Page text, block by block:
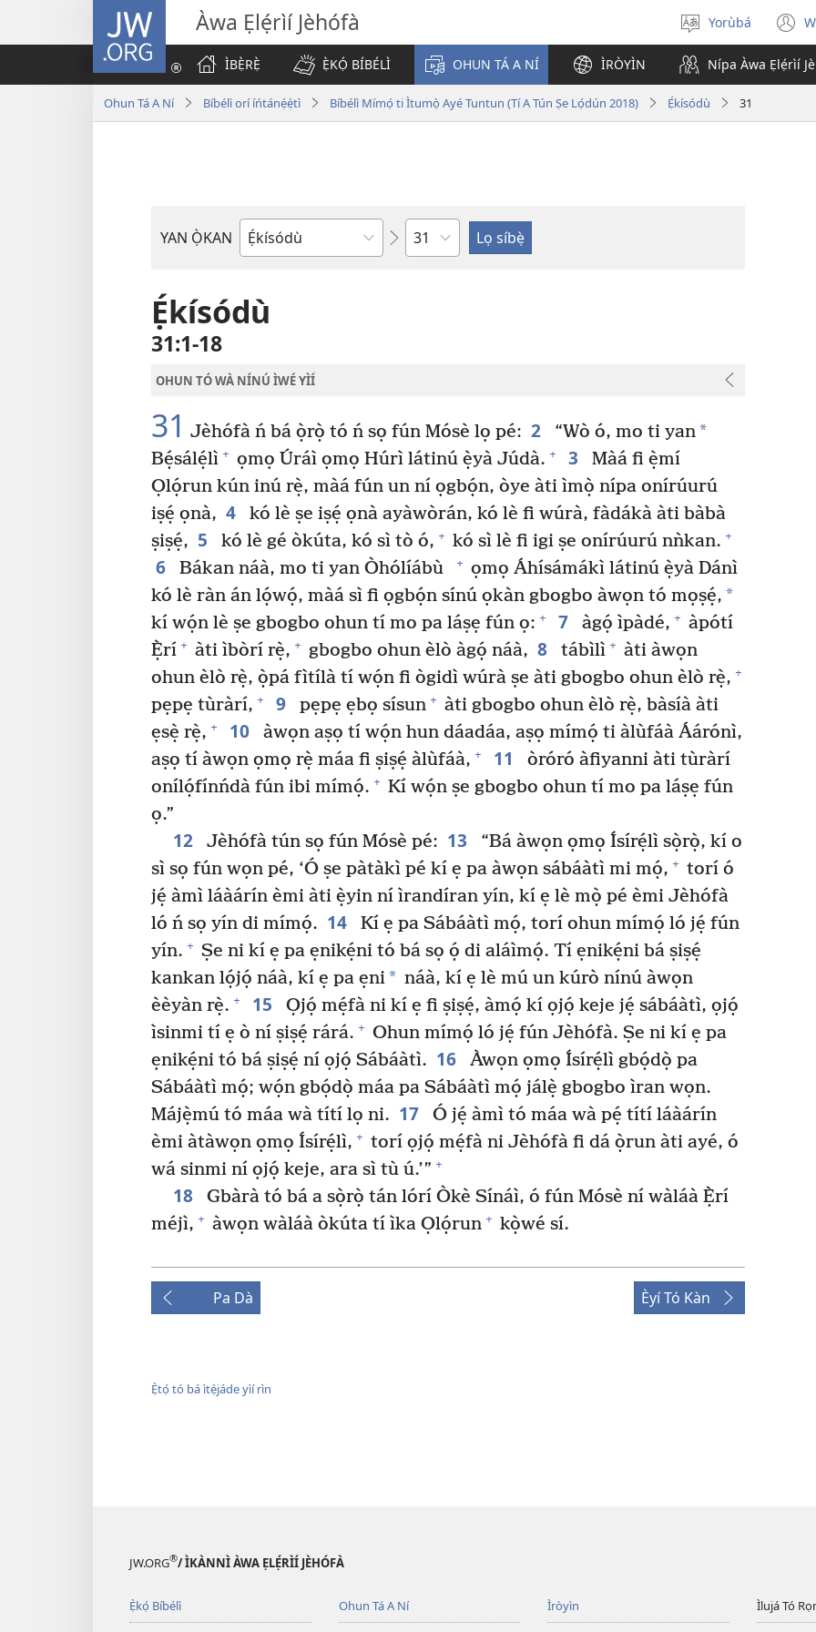
JW.ORG Àwa Ẹlẹ́rìí Jèhófà
Yan
èdè
Yorùbá
ÌBẸ̀RẸ̀
Ẹ̀KỌ́ BÍBÉLÌ OHUN TÁ A NÍ ÌRÒYÌN Nípa Àwa Ẹlẹ́rìí
Ohun Tá A Ní Bíbélì orí íńtánẹ́ẹ̀tì Bíbélì Mímọ́ ti Ìtumọ̀ Ayé Tuntun (Tí A Tún Ṣe Lọ́dún 2018) Ẹ́kísódù 31
YAN Ọ̀KAN
Ìwé
Orí
Ẹ́kísódù
31:1-18
OHUN TÓ WÀ NÍNÚ ÌWÉ YÌÍ
31 Jèhófà ń bá ọ̀rọ̀ tó ń sọ fún Mósè lọ pé: 2 “Wò ó, mo ti yan*
Bẹ́sálẹ́lì + ọmọ Úráì ọmọ Húrì látinú ẹ̀yà Júdà. + 3
Màá fi ẹ̀mí
Ọlọ́run kún inú rẹ̀, màá fún un ní ọgbọ́n, òye àti ìmọ̀ nípa onírúurú
iṣẹ́ ọnà, 4
kó lè ṣe iṣẹ́ ọnà ayàwòrán, kó lè fi wúrà, fàdákà àti bàbà
ṣiṣẹ́, 5 kó lè gé òkúta, kó sì tò ó, + kó sì lè fi igi ṣe onírúurú nǹkan. +
6 Bákan náà, mo ti yan Òhólíábù + ọmọ Áhísámákì látinú ẹ̀yà Dánì
kó lè ràn án lọ́wọ́, màá sì fi ọgbọ́n sínú ọkàn gbogbo àwọn tó mọṣẹ́, *
kí wọ́n lè ṣe gbogbo ohun tí mo pa láṣẹ fún ọ: + 7 àgọ́ ìpàdé, + àpótí
Ẹ̀rí + àti ìbòrí rẹ̀, + gbogbo ohun èlò àgọ́ náà, 8 tábìlì + àti àwọn
ohun èlò rẹ̀, ọ̀pá fìtílà tí wọ́n fi ògidì wúrà ṣe àti gbogbo ohun èlò rẹ̀, +
pẹpẹ tùràrí, + 9 pẹpẹ ẹbọ sísun + àti gbogbo ohun èlò rẹ̀, bàsíà àti
ẹsẹ̀ rẹ̀, + 10
àwọn aṣọ tí wọ́n hun dáadáa, aṣọ mímọ́ ti àlùfáà Áárónì,
aṣọ tí àwọn ọmọ rẹ̀ máa fi ṣiṣẹ́ àlùfáà, + 11
òróró àfiyanni àti tùràrí
onílọ́fínńdà fún ibi mímọ́. + Kí wọ́n ṣe gbogbo ohun tí mo pa láṣẹ fún
ọ.”
12 Jèhófà tún sọ fún Mósè pé: 13
“Bá àwọn ọmọ Ísírẹ́lì sọ̀rọ̀, kí o
sì sọ fún wọn pé, ‘Ó ṣe pàtàkì pé kí ẹ pa àwọn sábáàtì mi mọ́, + torí ó
jẹ́ àmì láàárín èmi àti ẹ̀yin ní ìrandíran yín, kí ẹ lè mọ̀ pé èmi Jèhófà
ló ń sọ yín di mímọ́. 14
Kí ẹ pa Sábáàtì mọ́, torí ohun mímọ́ ló jẹ́ fún
yín. + Ṣe ni kí ẹ pa ẹnikẹ́ni tó bá sọ ọ́ di aláìmọ́. Tí ẹnikẹ́ni bá ṣiṣẹ́
kankan lọ́jọ́ náà, kí ẹ pa ẹni* náà, kí ẹ lè mú un kúrò nínú àwọn
èèyàn rẹ̀. + 15
Ọjọ́ mẹ́fà ni kí ẹ fi ṣiṣẹ́, àmọ́ kí ọjọ́ keje jẹ́ sábáàtì, ọjọ́
ìsinmi tí ẹ ò ní ṣiṣẹ́ rárá. + Ohun mímọ́ ló jẹ́ fún Jèhófà. Ṣe ni kí ẹ pa
ẹnikẹ́ni tó bá ṣiṣẹ́ ní ọjọ́ Sábáàtì. 16
Àwọn ọmọ Ísírẹ́lì gbọ́dọ̀ pa
Sábáàtì mọ́; wọ́n gbọ́dọ̀ máa pa Sábáàtì mọ́ jálẹ̀ gbogbo ìran wọn.
Májẹ̀mú tó máa wà títí lọ ni. 17
Ó jẹ́ àmì tó máa wà pẹ́ títí láàárín
èmi àtàwọn ọmọ Ísírẹ́lì, + torí ọjọ́ mẹ́fà ni Jèhófà fi dá ọ̀run àti ayé, ó
wá sinmi ní ọjọ́ keje, ara sì tù ú.’” +
18
Gbàrà tó bá a sọ̀rọ̀ tán lórí Òkè Sínáì, ó fún Mósè ní wàláà Ẹ̀rí
méjì, + àwọn wàláà òkúta tí ìka Ọlọ́run + kọ̀wé sí.
Pa Dà Èyí Tó Kàn
Ẹ̀tọ́ tó bá ìtẹ̀jáde yìí rìn
JW.ORG®/ ÌKÀNNÌ ÀWA ẸLẸ́RÌÍ JÈHÓFÀ
Ẹ̀kọ́ Bíbélì Ohun Tá A Ní Ìròyìn Ìlujá Tó